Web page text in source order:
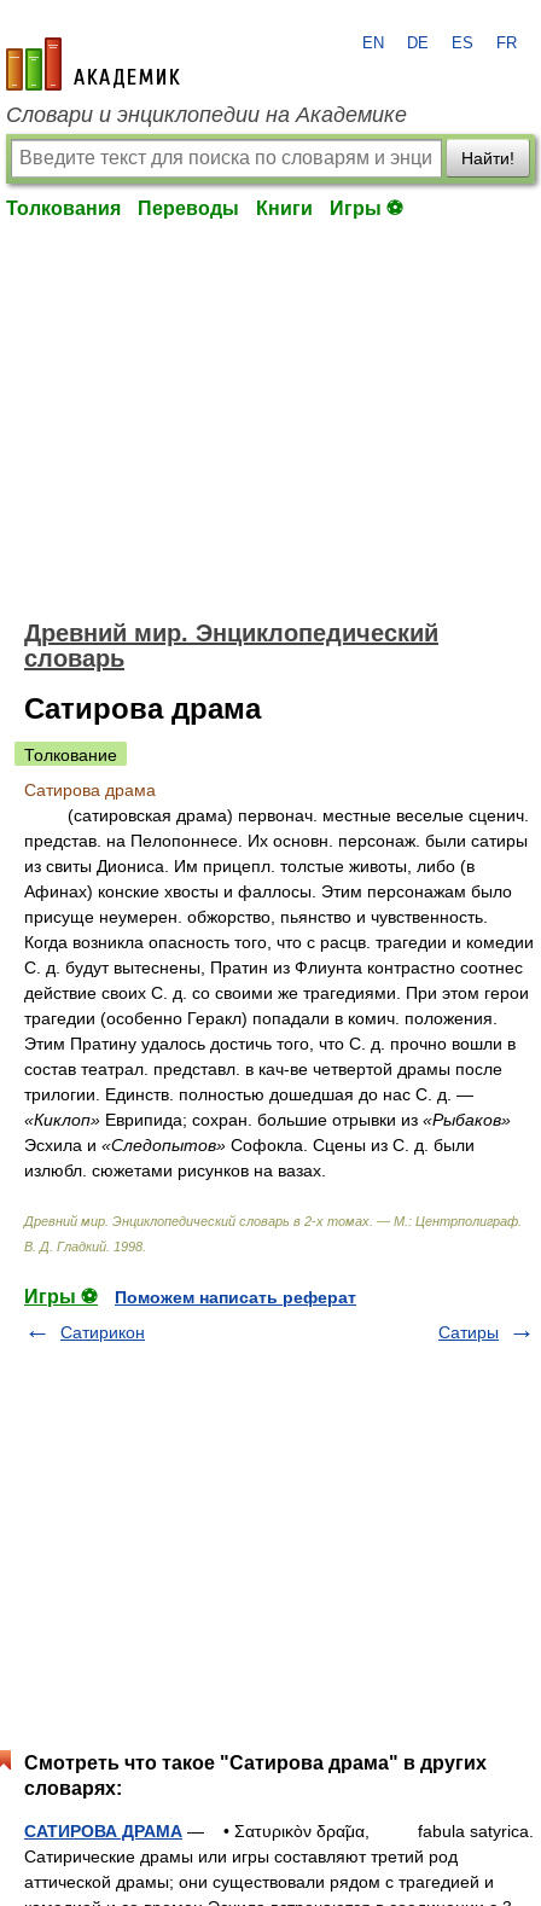
academic.ru
EN DE ES FR
Словари и энциклопедии на Академике
Найти!
Толкования Переводы Книги Игры ⚽
Древний мир. Энциклопедический
словарь
Сатирова драма
Толкование
Сатирова драма
(сатировская драма) первонач. местные веселые сценич.
представ. на Пелопоннесе. Их основн. персонаж. были сатиры
из свиты Диониса. Им прицепл. толстые животы, либо (в
Афинах) конские хвосты и фаллосы. Этим персонажам было
присуще неумерен. обжорство, пьянство и чувственность.
Когда возникла опасность того, что с расцв. трагедии и комедии
С. д. будут вытеснены, Пратин из Флиунта контрастно соотнес
действие своих С. д. со своими же трагедиями. При этом герои
трагедии (особенно Геракл) попадали в комич. положения.
Этим Пратину удалось достичь того, что С. д. прочно вошли в
состав театрал. представл. в кач-ве четвертой драмы после
трилогии. Единств. полностью дошедшая до нас С. д. —
«Киклоп» Еврипида; сохран. большие отрывки из «Рыбаков»
Эсхила и «Следопытов» Софокла. Сцены из С. д. были
излюбл. сюжетами рисунков на вазах.
Древний мир. Энциклопедический словарь в 2-х томах. — М.: Центрполиграф
В. Д. Гладкий 1998
Игры ⚽
Поможем написать реферат
Сатирикон
Сатиры
Смотреть что такое "Сатирова драма" в других
словарях:
САТИРОВА ДРАМА — • Σατυρικòν δρα̃μα, fabula satyrica.
Сатирические драмы или игры составляют третий род
аттической драмы; они существовали рядом с трагедией и